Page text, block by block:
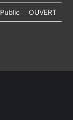
Public OUVERT